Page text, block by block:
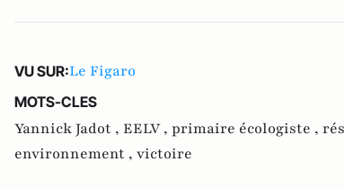
VU SUR:Le Figaro
MOTS-CLES
Yannick Jadot , EELV , primaire écologiste ,
environnement , victoire